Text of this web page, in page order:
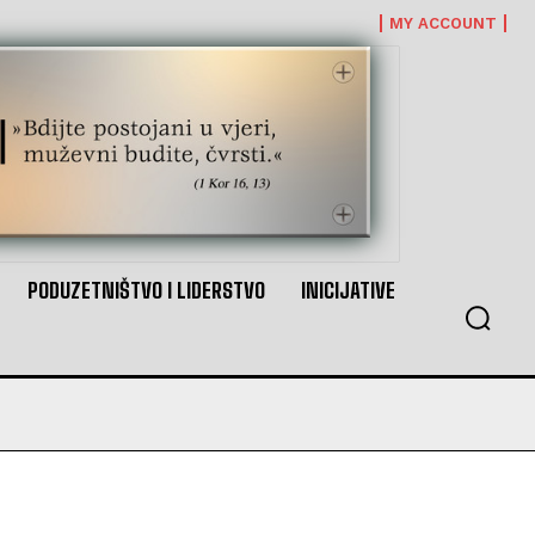
MY ACCOUNT
PODUZETNIŠTVO I LIDERSTVO INICIJATIVE